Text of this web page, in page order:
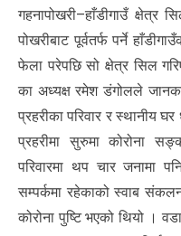
गहनापोखरी–हाँडीगाउँ क्षेत्र
पोखरीबाट पूर्वतर्फ पर्ने
फेला परेपछि सो क्षेत्र सिल
का अध्यक्ष रमेश डंगोलले
प्रहरीका परिवार र स्थानीय
प्रहरीमा सुरुमा कोरोना
परिवारमा थप चार जनामा
सम्पर्कमा रहेकाको स्वाब
कोरोना पुष्टि भएको थियो ।